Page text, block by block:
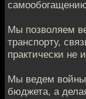
Мы позволяем
транспорту,
практически не
Мы ведем
бюджета, а